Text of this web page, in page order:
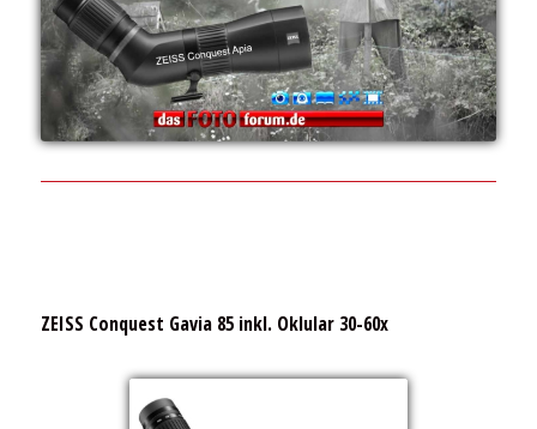
ZEISS Conquest Gavia 85 inkl. Oklular 30-60x